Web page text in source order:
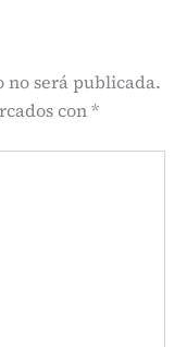
no será publicada.
con*